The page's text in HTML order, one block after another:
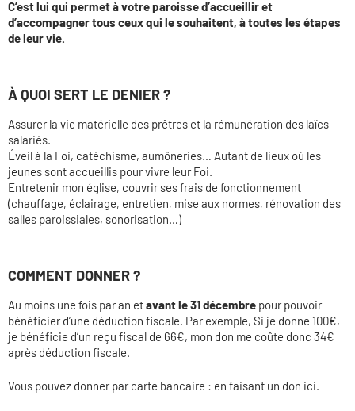
C’est lui qui permet à votre paroisse d’accueillir et
d’accompagner tous ceux qui le souhaitent, à toutes les étapes
de leur vie.
À QUOI SERT LE DENIER ?
Assurer la vie matérielle des prêtres et la rémunération des laïcs
salariés.
Éveil à la Foi, catéchisme, aumôneries… Autant de lieux où les
jeunes sont accueillis pour vivre leur Foi.
Entretenir mon église, couvrir ses frais de fonctionnement
(chauffage, éclairage, entretien, mise aux normes, rénovation des
salles paroissiales, sonorisation…)
COMMENT DONNER ?
Au moins une fois par an etavant le 31 décembre pour pouvoir
bénéficier d’une déduction fiscale. Par exemple, Si je donne 100€,
je bénéficie d’un reçu fiscal de 66€, mon don me coûte donc 34€
après déduction fiscale.
Vous pouvez donner par carte bancaire : en faisant un don ici.